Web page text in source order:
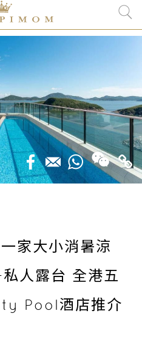
家大小消暑涼
人露台 全港五
Pool酒店推介